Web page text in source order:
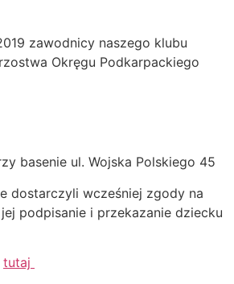
zawodnicy naszego klubu
Okręgu Podkarpackiego
basenie ul. Wojska Polskiego 45
dostarczyli wcześniej zgody na
podpisanie i przekazanie dziecku
tutaj